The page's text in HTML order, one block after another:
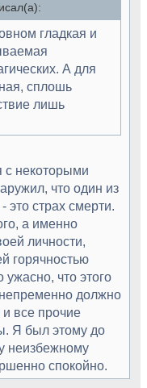
гладкая и
А для
сплошь
лишь
с некоторыми
что один из
страх смерти.
а именно
личности,
горячностью
ужасно, что этого
должно
все прочие
Я был этому до
неизбежному
спокойно.